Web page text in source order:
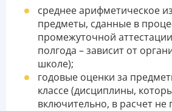
среднее арифметическое
предметы, сданные в
промежуточной
полгода – зависит от
школе);
годовые оценки за
классе (дисциплины,
включительно, в расчет